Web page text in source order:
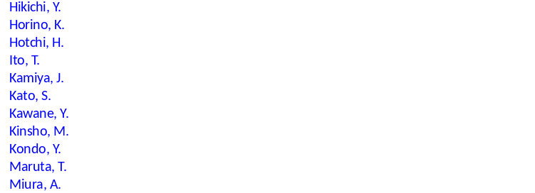
Hikichi, Y.
Horino, K.
Hotchi, H.
Ito, T.
Kamiya, J.
Kato, S.
Kawane, Y.
Kinsho, M.
Kondo, Y.
Maruta, T.
Miura, A.